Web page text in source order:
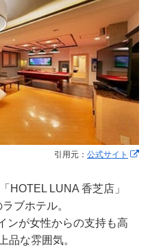
引用元： 公式サイト
HOTEL LUNA 香芝店」
ブホテル。
ンが女性からの支持も高
品な雰囲気。